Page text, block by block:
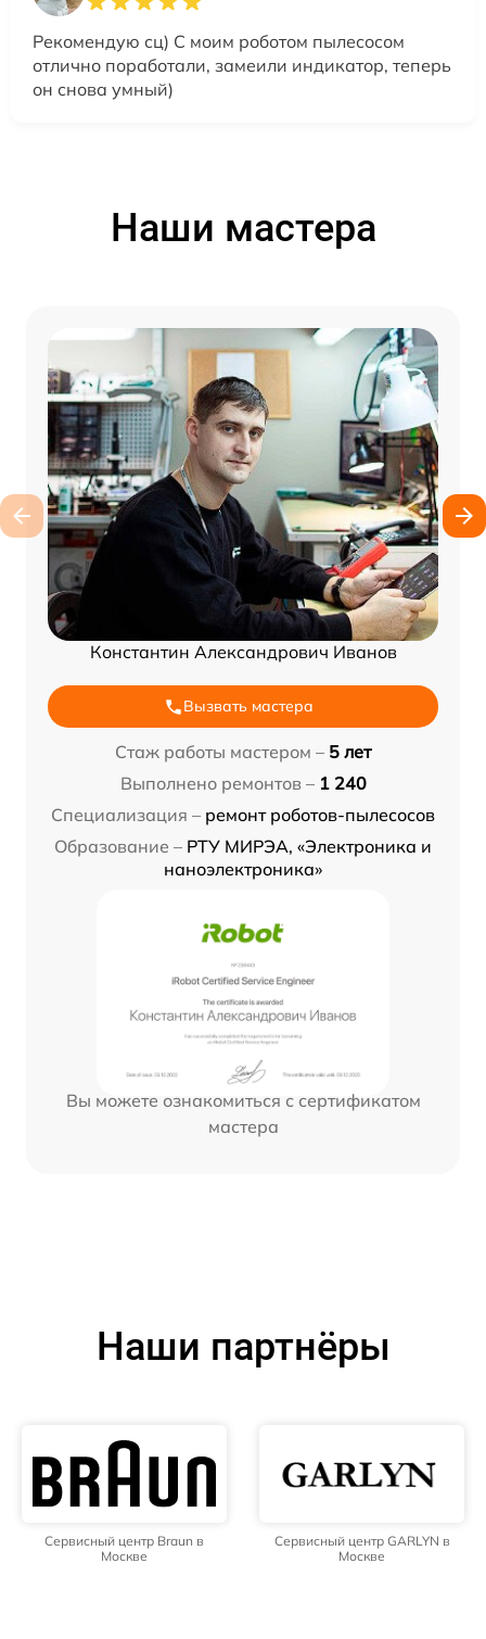
Рекомендую сц) С моим роботом пылесосом
отлично поработали, замеили индикатор, теперь
он снова умный)
Наши мастера
Константин Александрович Иванов
Вызвать мастера
Стаж работы мастером – 5 лет
Выполнено ремонтов – 1 240
Специализация – ремонт роботов-пылесосов
Образование – РТУ МИРЭА, «Электроника и
наноэлектроника»
Вы можете ознакомиться с сертификатом
мастера
Наши партнёры
Сервисный центр Braun в
Москве
Сервисный центр GARLYN в
Москве